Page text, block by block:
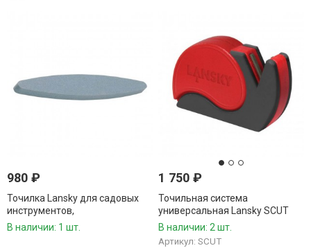
980 ₽
Точилка Lansky для садовых
инструментов,
среднезернистая
В наличии: 1 шт.
1 750₽
Точильная система
универсальная Lansky SCUT
В наличии: 2 шт.
Артикул: SCUT